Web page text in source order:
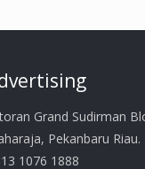
Grand Sudirman
Pekanbaru Riau.
1076 1888